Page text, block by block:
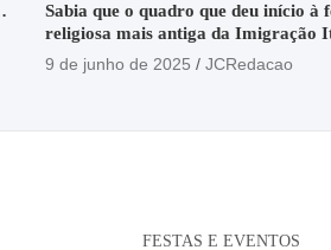
Sabia que o quadro que deu início à
religiosa mais antiga da Imigração
está no Santuário Santo Antônio
9 de junho de 2025 JCRedacao
FESTAS E EVENTOS